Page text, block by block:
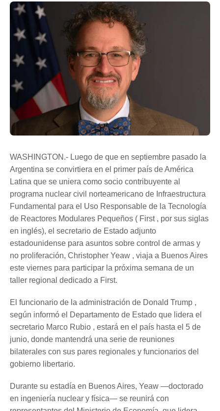
WASHINGTON.- Luego de que en septiembre pasado la
Argentina se convirtiera en el primer país de América
Latina que se uniera como socio contribuyente al
programa nuclear civil norteamericano de Infraestructura
Fundamental para el Uso Responsable de la Tecnología
de Reactores Modulares Pequeños ( First , por sus siglas
en inglés), el secretario de Estado adjunto
estadounidense para asuntos sobre control de armas y
no proliferación, Christopher Yeaw , viaja a Buenos Aires
este viernes para participar la próxima semana de un
taller regional dedicado a First.
El funcionario de la administración de Donald Trump ,
según informó el Departamento de Estado que lidera el
secretario Marco Rubio , estará en el país hasta el 5 de
junio, donde mantendrá una serie de reuniones
bilaterales con sus pares regionales y funcionarios del
gobierno libertario.
Durante su estadía en Buenos Aires, Yeaw —doctorado
en ingeniería nuclear y física— se reunirá con